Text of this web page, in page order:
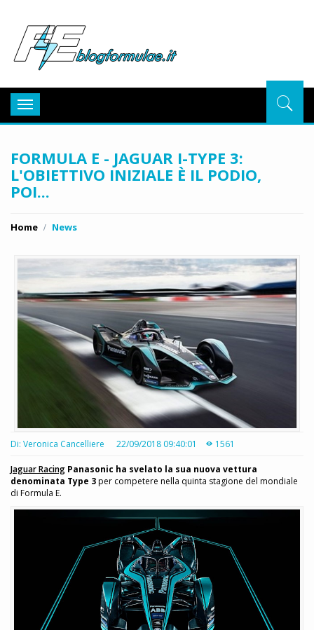
Toggle
navigation
FORMULA E - JAGUAR I-TYPE 3:
L'OBIETTIVO INIZIALE È IL PODIO,
POI...
Home News
Di: Veronica Cancelliere 22/09/2018 09:40:01 1561
Jaguar Racing Panasonic ha svelato la sua nuova vettura
denominata Type 3per competere nella quinta stagione del mondiale
di Formula E.